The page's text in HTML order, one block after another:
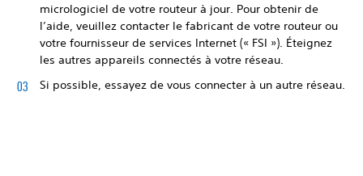
micrologiciel de votre routeur à jour. Pour obtenir de
l’aide, veuillez contacter le fabricant de votre routeur ou
votre fournisseur de services Internet (« FSI »). Éteignez
les autres appareils connectés à votre réseau.
Si possible, essayez de vous connecter à un autre réseau.